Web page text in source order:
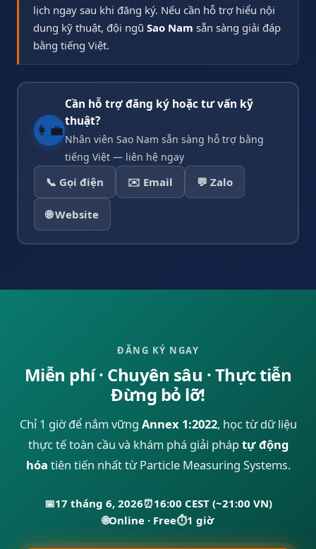
lịch ngay sau khi đăng ký. Nếu cần hỗ trợ hiểu nội
dung kỹ thuật, đội ngũ Sao Nam sẵn sàng giải đáp
bằng tiếng Việt.
👩‍💼
Cần hỗ trợ đăng ký hoặc tư vấn kỹ
thuật?
Nhân viên Sao Nam sẵn sàng hỗ trợ bằng
tiếng Việt — liên hệ ngay
📞 Gọi điện ✉️ Email 💬 Zalo
🌐 Website
ĐĂNG KÝ NGAY
Miễn phí · Chuyên sâu · Thực tiễn
Đừng bỏ lỡ!
Chỉ 1 giờ để nắm vững Annex 1:2022, học từ dữ liệu
thực tế toàn cầu và khám phá giải pháptự động
hóa tiên tiến nhất từ Particle Measuring Systems.
📅17 tháng 6, 2026⏰16:00 CEST (~21:00 VN)
🌐Online · Free⏱1 giờ